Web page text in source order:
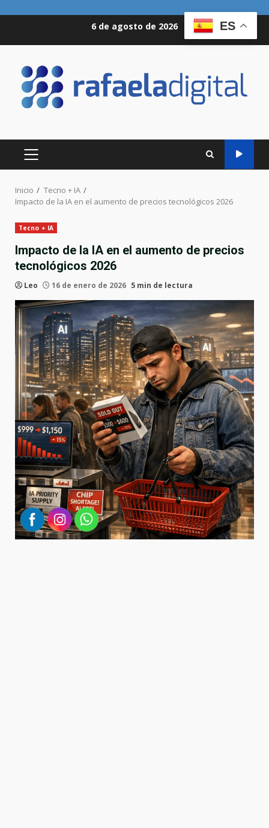
6 de agosto de 2026
MENÚ
PRINCIPAL
Inicio
Tecno + IA
Impacto de la IA en el aumento de precios tecnológicos 2026
Tecno + IA
Impacto de la IA en el aumento de precios
tecnológicos 2026
Leo 16 de enero de 2026 5 min de lectura
ES